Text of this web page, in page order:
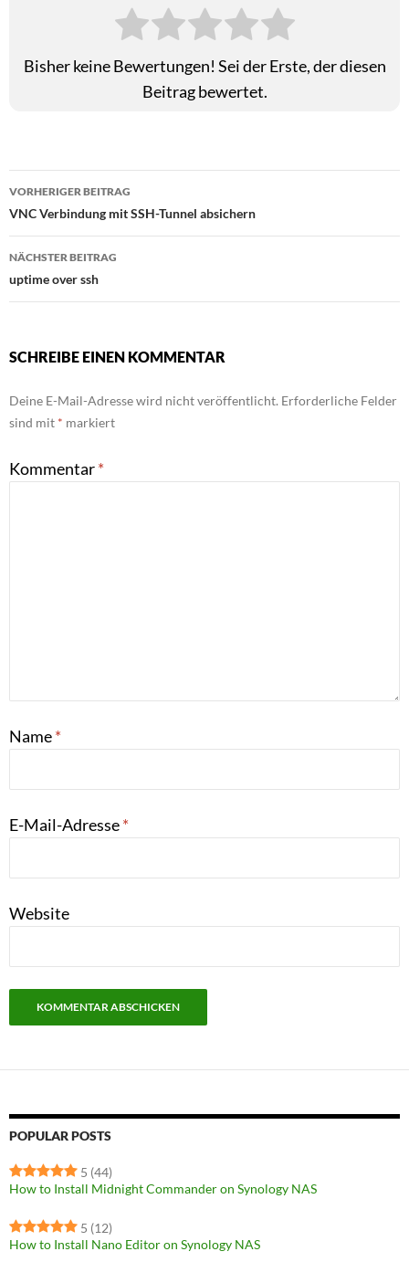
Bisher keine Bewertungen! Sei der Erste, der diesen
Beitrag bewertet.
Beitragsnavigation
VORHERIGER BEITRAG
VNC Verbindung mit SSH-Tunnel absichern
NÄCHSTER BEITRAG
uptime over ssh
SCHREIBE EINEN KOMMENTAR
Deine E-Mail-Adresse wird nicht veröffentlicht. Erforderliche Felder
sind mit * markiert
Kommentar*
Name*
E-Mail-Adresse*
Website
POPULAR POSTS
5 (44)
How to Install Midnight Commander on Synology NAS
5 (12)
How to Install Nano Editor on Synology NAS